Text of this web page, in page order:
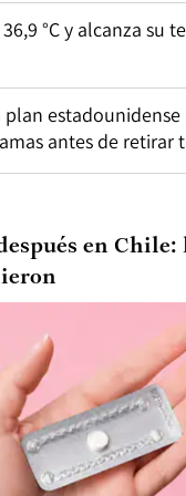
°C y alcanza su
estadounidense
antes de retirar
en Chile: